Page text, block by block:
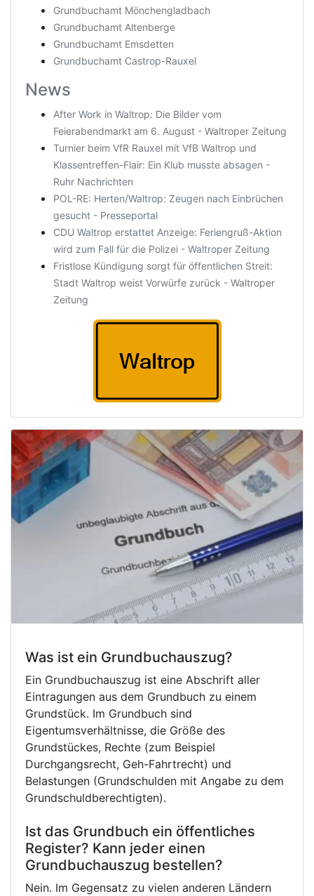
Grundbuchamt Mönchengladbach
Grundbuchamt Altenberge
Grundbuchamt Emsdetten
Grundbuchamt Castrop-Rauxel
News
After Work in Waltrop: Die Bilder vom
Feierabendmarkt am 6. August - Waltroper Zeitung
Turnier beim VfR Rauxel mit VfB Waltrop und
Klassentreffen-Flair: Ein Klub musste absagen -
Ruhr Nachrichten
POL-RE: Herten/Waltrop: Zeugen nach Einbrüchen
gesucht - Presseportal
CDU Waltrop erstattet Anzeige: Feriengruß-Aktion
wird zum Fall für die Polizei - Waltroper Zeitung
Fristlose Kündigung sorgt für öffentlichen Streit:
Stadt Waltrop weist Vorwürfe zurück - Waltroper
Zeitung
Was ist ein Grundbuchauszug?
Ein Grundbuchauszug ist eine Abschrift aller
Eintragungen aus dem Grundbuch zu einem
Grundstück. Im Grundbuch sind
Eigentumsverhältnisse, die Größe des
Grundstückes, Rechte (zum Beispiel
Durchgangsrecht, Geh-Fahrtrecht) und
Belastungen (Grundschulden mit Angabe zu dem
Grundschuldberechtigten).
Ist das Grundbuch ein öffentliches
Register? Kann jeder einen
Grundbuchauszug bestellen?
Nein. Im Gegensatz zu vielen anderen Ländern